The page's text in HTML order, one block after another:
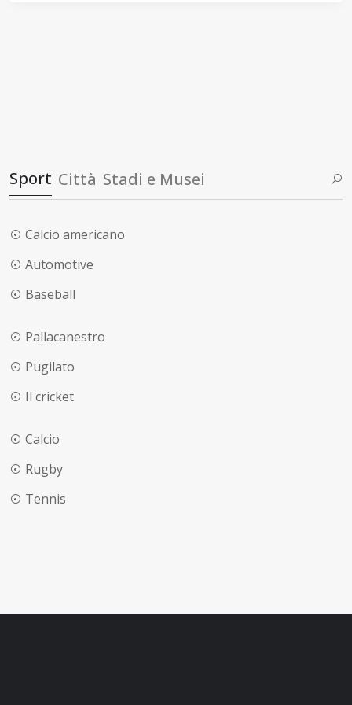
Sport Città Stadi e Musei
Calcio americano
Automotive
Baseball
Pallacanestro
Pugilato
Il cricket
Calcio
Rugby
Tennis